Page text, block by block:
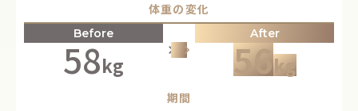
体重の変化
Before
58kg
keyboard_arrow_right keyboard_arrow_rightkeyboard_arrow_right
After
56kg
期間